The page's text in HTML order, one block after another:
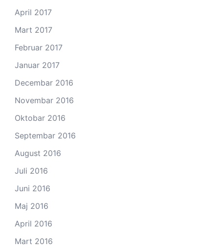
April 2017
Mart 2017
Februar 2017
Januar 2017
Decembar 2016
Novembar 2016
Oktobar 2016
Septembar 2016
August 2016
Juli 2016
Juni 2016
Maj 2016
April 2016
Mart 2016